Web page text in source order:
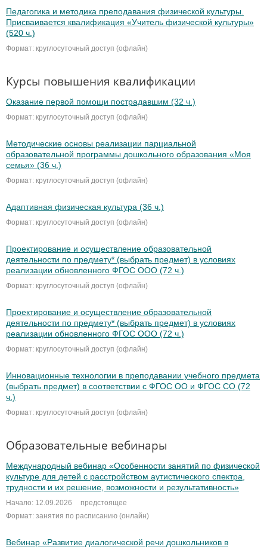
Педагогика и методика преподавания физической культуры.
Присваивается квалификация «Учитель физической культуры»
(520 ч.)
Формат: круглосуточный доступ (офлайн)
Курсы повышения квалификации
Оказание первой помощи пострадавшим (32 ч.)
Формат: круглосуточный доступ (офлайн)
Методические основы реализации парциальной
образовательной программы дошкольного образования «Моя
семья» (36 ч.)
Формат: круглосуточный доступ (офлайн)
Адаптивная физическая культура (36 ч.)
Формат: круглосуточный доступ (офлайн)
Проектирование и осуществление образовательной
деятельности по предмету* (выбрать предмет) в условиях
реализации обновленного ФГОС ООО (72 ч.)
Формат: круглосуточный доступ (офлайн)
Проектирование и осуществление образовательной
деятельности по предмету* (выбрать предмет) в условиях
реализации обновленного ФГОС ООО (72 ч.)
Формат: круглосуточный доступ (офлайн)
Инновационные технологии в преподавании учебного предмета
(выбрать предмет) в соответствии с ФГОС ОО и ФГОС СО (72
ч.)
Формат: круглосуточный доступ (офлайн)
Образовательные вебинары
Международный вебинар «Особенности занятий по физической
культуре для детей с расстройством аутистического спектра,
трудности и их решение, возможности и результативность»
Начало: 12.09.2026
предстоящее
Формат: занятия по расписанию (онлайн)
Вебинар «Развитие диалогической речи дошкольников в